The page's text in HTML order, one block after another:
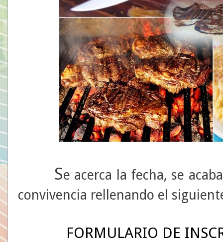
Se acerca la fecha, se
convivencia rellenando el
FORMULARIO DE